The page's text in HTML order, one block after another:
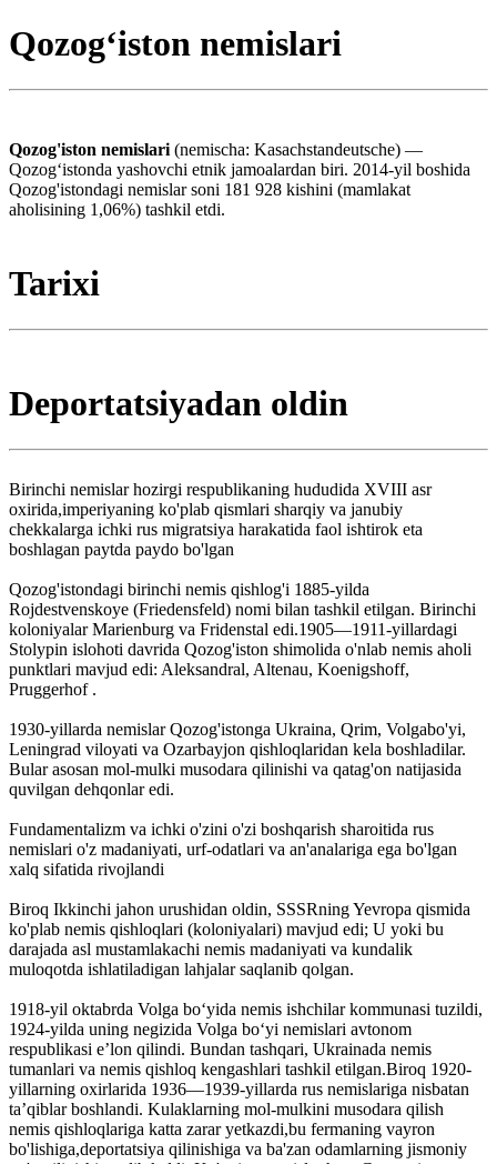
Qozogʻiston nemislari
Qozog'iston nemislari (nemischa: Kasachstandeutsche) —
Qozogʻistonda yashovchi etnik jamoalardan biri. 2014-yil boshida
Qozog'istondagi nemislar soni 181 928 kishini (mamlakat
aholisining 1,06%) tashkil etdi.
Tarixi
Deportatsiyadan oldin
Birinchi nemislar hozirgi respublikaning hududida XVIII asr
oxirida,imperiyaning ko'plab qismlari sharqiy va janubiy
chekkalarga ichki rus migratsiya harakatida faol ishtirok eta
boshlagan paytda paydo bo'lgan
Qozog'istondagi birinchi nemis qishlog'i 1885-yilda
Rojdestvenskoye (Friedensfeld) nomi bilan tashkil etilgan. Birinchi
koloniyalar Marienburg va Fridenstal edi.1905—1911-yillardagi
Stolypin islohoti davrida Qozog'iston shimolida o'nlab nemis aholi
punktlari mavjud edi: Aleksandral, Altenau, Koenigshoff,
Pruggerhof .
1930-yillarda nemislar Qozog'istonga Ukraina, Qrim, Volgabo'yi,
Leningrad viloyati va Ozarbayjon qishloqlaridan kela boshladilar.
Bular asosan mol-mulki musodara qilinishi va qatag'on natijasida
quvilgan dehqonlar edi.
Fundamentalizm va ichki o'zini o'zi boshqarish sharoitida rus
nemislari o'z madaniyati, urf-odatlari va an'analariga ega bo'lgan
xalq sifatida rivojlandi
Biroq Ikkinchi jahon urushidan oldin, SSSRning Yevropa qismida
ko'plab nemis qishloqlari (koloniyalari) mavjud edi; U yoki bu
darajada asl mustamlakachi nemis madaniyati va kundalik
muloqotda ishlatiladigan lahjalar saqlanib qolgan.
1918-yil oktabrda Volga boʻyida nemis ishchilar kommunasi tuzildi,
1924-yilda uning negizida Volga boʻyi nemislari avtonom
respublikasi eʼlon qilindi. Bundan tashqari, Ukrainada nemis
tumanlari va nemis qishloq kengashlari tashkil etilgan.Biroq 1920-
yillarning oxirlarida 1936—1939-yillarda rus nemislariga nisbatan
ta’qiblar boshlandi. Kulaklarning mol-mulkini musodara qilish
nemis qishloqlariga katta zarar yetkazdi,bu fermaning vayron
bo'lishiga,deportatsiya qilinishiga va ba'zan odamlarning jismoniy